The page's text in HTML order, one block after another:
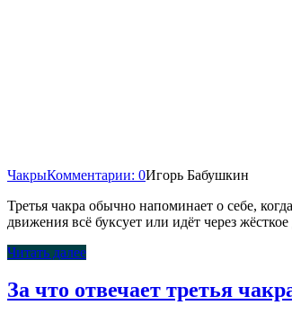
ЧакрыКомментарии: 0Игорь Бабушкин
Третья чакра обычно напоминает о себе,
движения всё буксует или идёт через
Читать далее
За что отвечает третья